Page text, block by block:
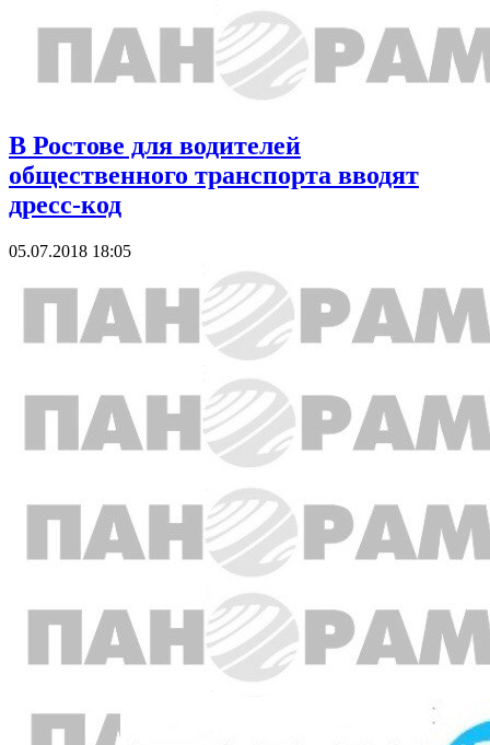
В Ростове для водителей
общественного транспорта вводят
дресс-код
05.07.2018 18:05